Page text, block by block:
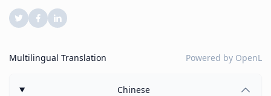
Multilingual Translation Powered by OpenL
Chinese